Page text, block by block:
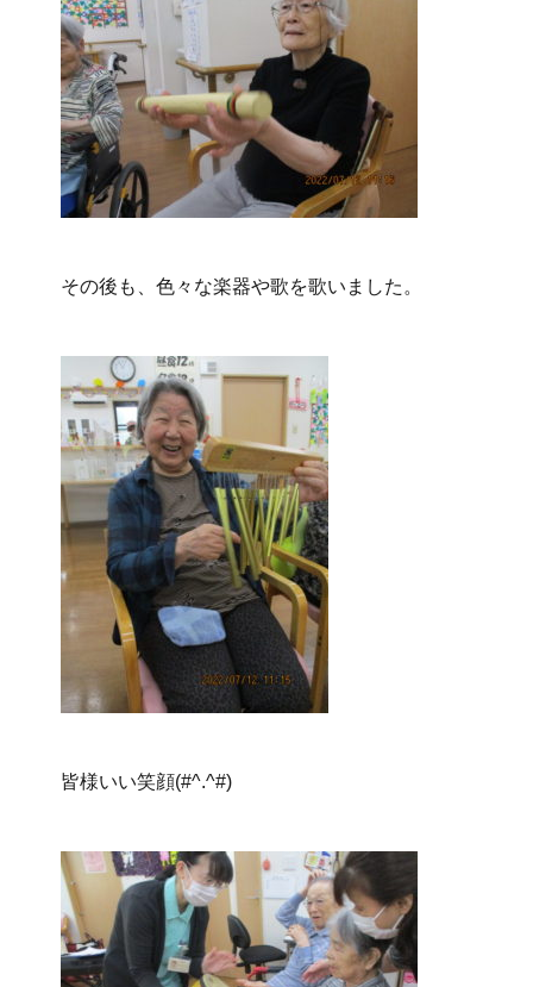
その後も、色々な楽器や歌を歌いました。
皆様いい笑顔(#^.^#)